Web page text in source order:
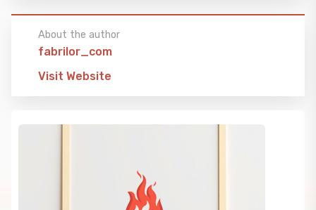
About the author
fabrilor_com
Visit Website